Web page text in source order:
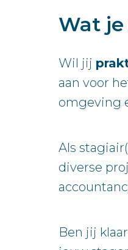
Wat
Wil jij
aan voor
omgeving
Als
diverse
Ben jij